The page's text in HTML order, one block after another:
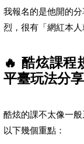
我報名的是他開的
烈，很有「網紅本人
🔥 酷炫課程
平臺玩法分
酷炫的課不太像一
以下幾個重點：